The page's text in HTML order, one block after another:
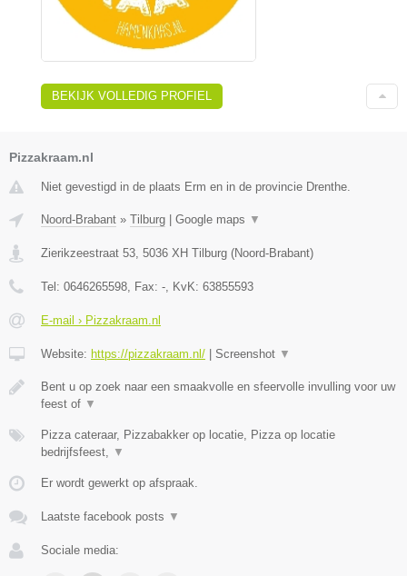
BEKIJK VOLLEDIG PROFIEL
Pizzakraam.nl
Niet gevestigd in de plaats Erm en in de provincie Drenthe.
Noord-Brabant » Tilburg Google maps ▼
Zierikzeestraat 53, 5036 XH Tilburg (Noord-Brabant)
Tel: 0646265598, Fax: -, KvK: 63855593
E-mail › Pizzakraam.nl
Website: https://pizzakraam.nl/ Screenshot ▼
Bent u op zoek naar een smaakvolle en sfeervolle invulling voor uw
feest of ▼
Pizza cateraar, Pizzabakker op locatie, Pizza op locatie
bedrijfsfeest, ▼
Er wordt gewerkt op afspraak.
Laatste facebook posts ▼
Sociale media: